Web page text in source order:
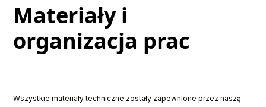
Materiały i
organizacja prac
Wszystkie materiały techniczne zostały zapewnione przez naszą